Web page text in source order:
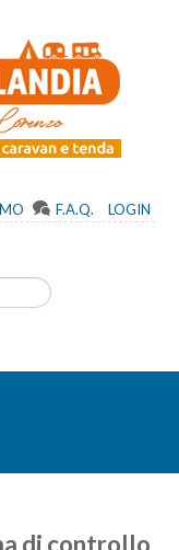
F.A.Q. LOGIN
di controllo